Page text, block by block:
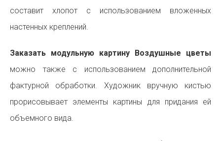
составит хлопот с использованием вложенных
настенных креплений.
Заказать модульную картину Воздушные цветы
можно также с использованием дополнительной
фактурной обработки. Художник вручную кистью
прорисовывает элементы картины для придания ей
объемного вида.